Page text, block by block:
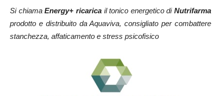
Si chiamaEnergy+ ricaricail tonico energetico di Nutrifarma
prodotto e distribuito da Aquaviva, consigliato per combattere
stanchezza, affaticamento e stress psicofisico